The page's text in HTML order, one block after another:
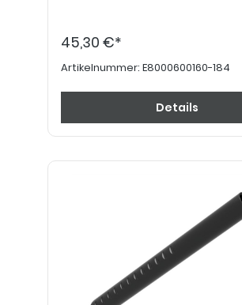
45,30 €*
Artikelnummer: E8000600160-184
Details